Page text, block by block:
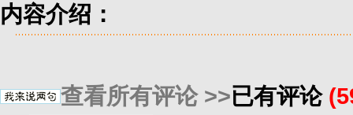
内容介绍：
查看所有评论 >>已有评论